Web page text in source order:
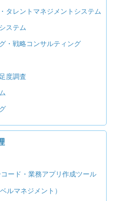
タレントマネジメントシステム
ステム
・戦略コンサルティング
度調査
ード・業務アプリ作成ツール
ルマネジメント）